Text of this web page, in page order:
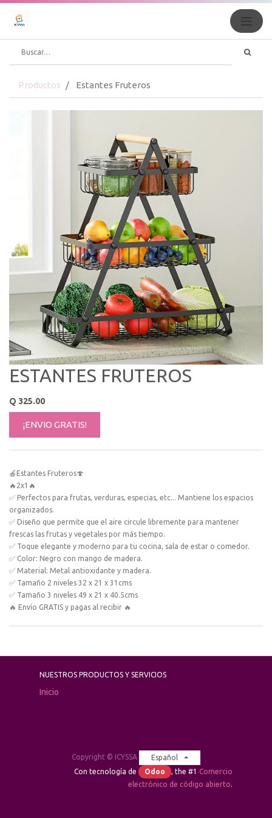
Productos Estantes Fruteros
ESTANTES FRUTEROS
Q 325.00
¡ENVIO GRATIS!
🍎Estantes Fruteros🍄
🔥2x1🔥
✅ Perfectos para frutas, verduras, especias, etc... Mantiene los espacios
organizados.
✅ Diseño que permite que el aire circule libremente para mantener
frescas las frutas y vegetales por más tiempo.
✅ Toque elegante y moderno para tu cocina, sala de estar o comedor.
✅ Color: Negro con mango de madera.
✅ Material: Metal antioxidante y madera.
✅ Tamaño 2 niveles 32 x 21 x 31cms
✅ Tamaño 3 niveles 49 x 21 x 40.5cms
🔥 Envío GRATIS y pagas al recibir 🔥
NUESTROS PRODUCTOS Y SERVICIOS
Inicio
Copyright © ICYSSA
Español
Con tecnología de
Odoo , the #1 Comercio
electrónico de código abierto.